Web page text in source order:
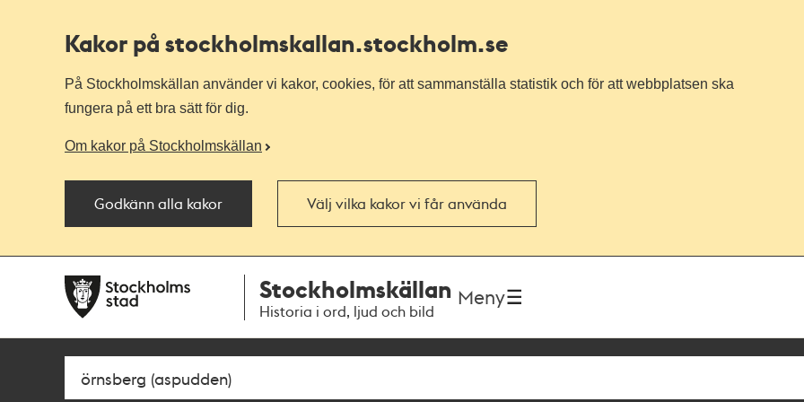
Kakor på stockholmskallan.stockholm.se
På Stockholmskällan använder vi kakor, cookies, för att sammanställa statistik och för att webbplatsen ska
fungera på ett bra sätt för dig.
Om kakor på Stockholmskällan
Godkänn alla kakor Välj vilka kakor vi får använda
navigationen
huvudinnehållet
Stockholmskällan
Historia i ord, ljud och bild
Meny
Sök